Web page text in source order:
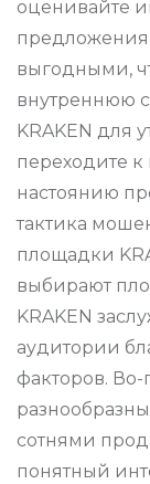
оценивайте
выгодными,
внутреннюю
KRAKEN для
переходите
настоянию
тактика
площадки
выбирают
KRAKEN
аудитории
факторов.
сотнями
понятный